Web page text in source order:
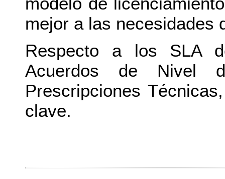
mejor a las necesidades
Respecto a los SLA
Acuerdos de Nivel
Prescripciones
clave.